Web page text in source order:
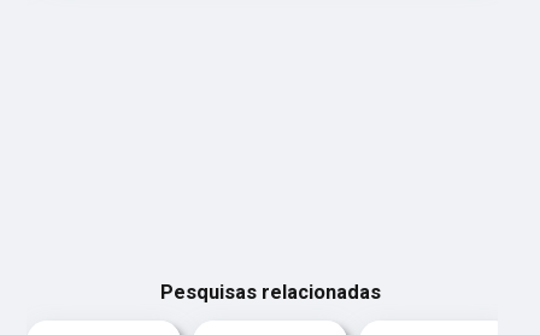
Pesquisas relacionadas